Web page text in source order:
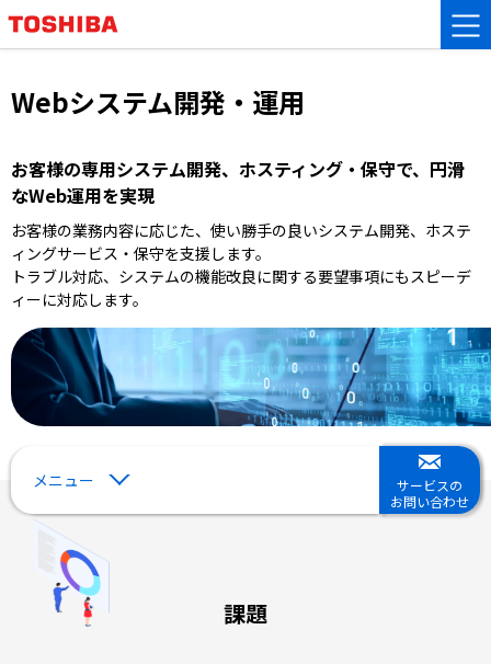
Webシステム開発・運用
お客様の専用システム開発、ホスティング・保守で、円滑
なWeb運用を実現
お客様の業務内容に応じた、使い勝手の良いシステム開発、ホステ
ィングサービス・保守を支援します。
トラブル対応、システムの機能改良に関する要望事項にもスピーデ
ィーに対応します。
メニュー
サービスの
お問い合わせ
課題